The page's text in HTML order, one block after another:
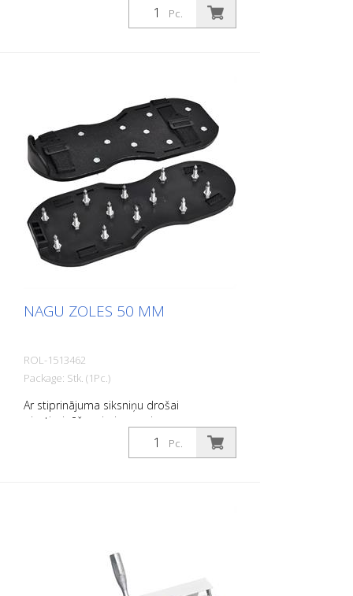
Pc.
NAGU ZOLES 50 MM
ROL-1513462
Package: Stk. (1Pc.)
Ar stiprinājuma siksniņu drošai
piestiprināšanai pie apaviem.
Pc.